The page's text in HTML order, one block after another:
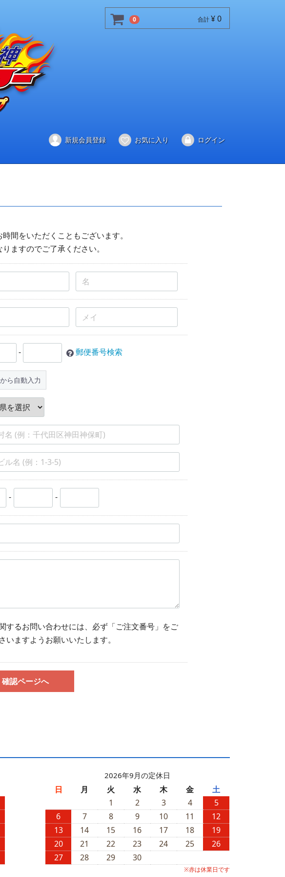
0
合計¥ 0
新規会員登録 お気に入り ログイン
間をいただくこともございます。
ますのでご了承ください。
- 郵便番号検索
ら自動入力
- -
するお問い合わせには、必ず「ご注文番号」をご
いますようお願いいたします。
確認ページへ
2026年9月の定休日
日 月 火 水 木 金
土
1
2 3 4
5
6
7 8 9 10 11
12
13
14 15 16 17 18
19
20
21 22 23 24 25
26
27
28 29 30
※赤は休業日です